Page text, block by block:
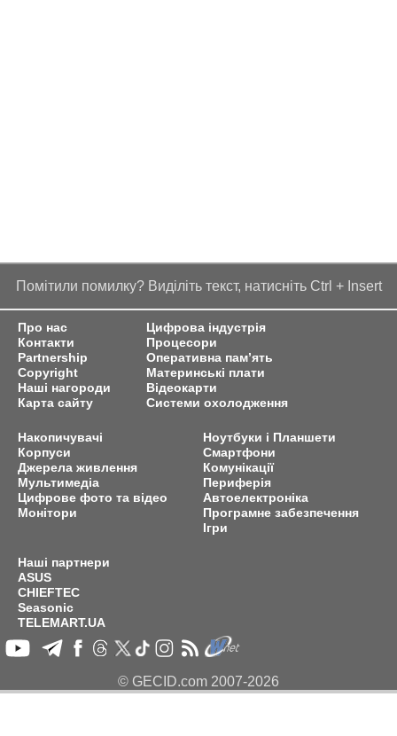
Помітили помилку? Виділіть текст, натисніть Ctrl + Insert
Про нас
Контакти
Partnership
Copyright
Наші нагороди
Карта сайту
Цифрова індустрія
Процесори
Оперативна пам’ять
Материнські плати
Відеокарти
Системи охолодження
Накопичувачі
Корпуси
Джерела живлення
Мультимедіа
Цифрове фото та відео
Монітори
Ноутбуки і Планшети
Смартфони
Комунікації
Периферія
Автоелектроніка
Програмне забезпечення
Ігри
Наші партнери
ASUS
CHIEFTEC
Seasonic
TELEMART.UA
© GECID.com 2007-2026